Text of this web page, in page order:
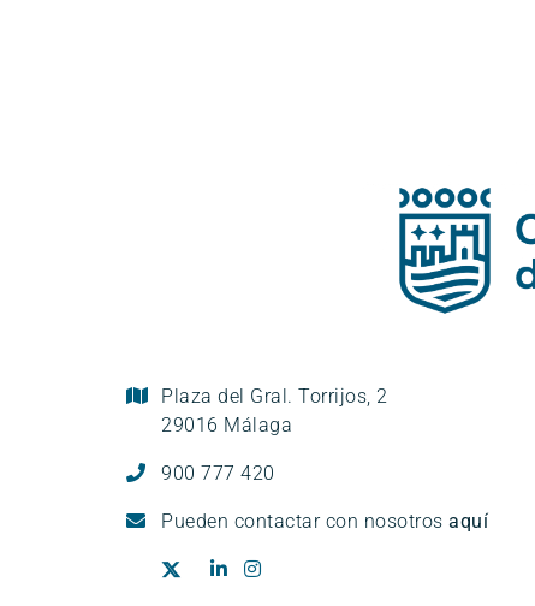
Plaza del Gral. Torrijos, 2
29016 Málaga
900 777 420
Pueden contactar con nosotros aquí